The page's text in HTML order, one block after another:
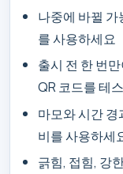
나중에 바뀔
를 사용하세요
출시 전 한 번
QR 코드를 테
마모와 시간 경
비를 사용하세
긁힘, 접힘, 강